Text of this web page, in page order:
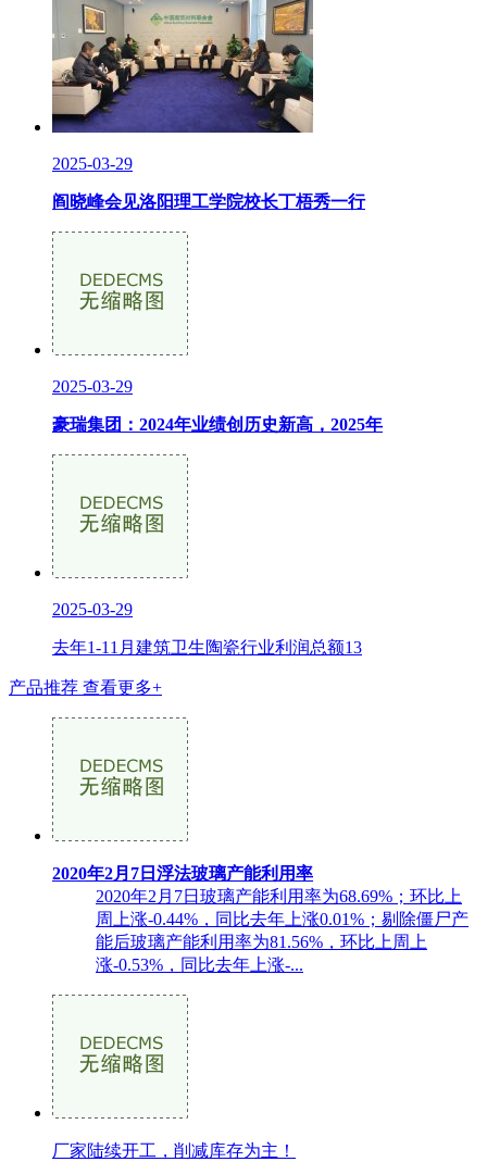
2025-03-29
阎晓峰会见洛阳理工学院校长丁梧秀一行
2025-03-29
豪瑞集团：2024年业绩创历史新高，2025年
2025-03-29
去年1-11月建筑卫生陶瓷行业利润总额13
产品推荐 查看更多+
2020年2月7日浮法玻璃产能利用率
2020年2月7日玻璃产能利用率为68.69%；环比上
周上涨-0.44%，同比去年上涨0.01%；剔除僵尸产
能后玻璃产能利用率为81.56%，环比上周上
涨-0.53%，同比去年上涨-...
厂家陆续开工，削减库存为主！